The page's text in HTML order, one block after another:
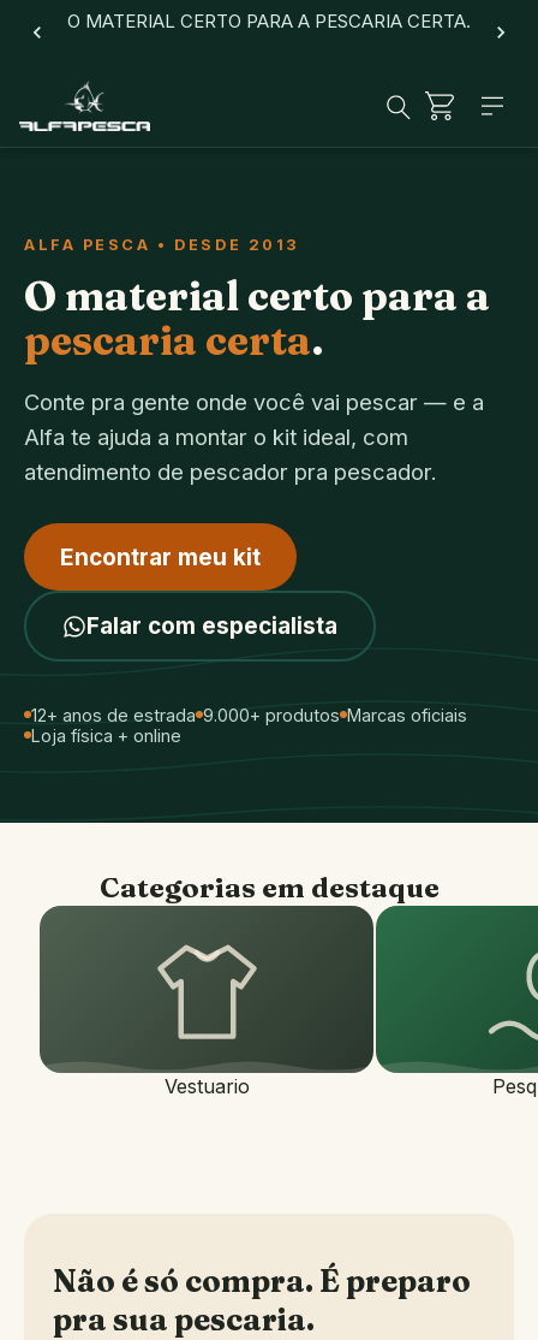
O MATERIAL CERTO PARA A PESCARIA CERTA.
ALFA PESCA • DESDE 2013
O material certo para a
pescaria certa.
Conte pra gente onde você vai pescar — e a
Alfa te ajuda a montar o kit ideal, com
atendimento de pescador pra pescador.
Encontrar meu kit
Falar com especialista
12+ anos de estrada 9.000+ produtos Marcas oficiais
Loja física + online
Categorias em destaque
Vestuario
Não é só compra. É preparo
pra sua pescaria.